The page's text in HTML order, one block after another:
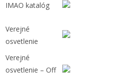
IMAO katalóg
Verejné
osvetlenie
Verejné
osvetlenie – Off